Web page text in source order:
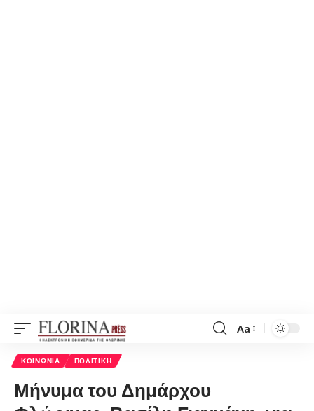
Font
Aa
ΚΟΙΝΩΝΊΑ ΠΟΛΙΤΙΚΉ
Μήνυμα του Δημάρχου